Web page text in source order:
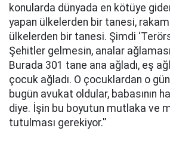
konularda dünyada en kötüye
yapan ülkelerden bir tanesi,
ülkelerden bir tanesi. Şimdi
Şehitler gelmesin, analar
Burada 301 tane ana ağladı, eş
çocuk ağladı. O çocuklardan o
bugün avukat oldular, babasının
diye. İşin bu boyutun mutlaka ve
tutulması gerekiyor.''